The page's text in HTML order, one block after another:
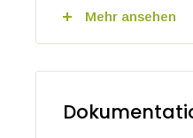
Natürlich und
< 95€ kostet 5,95 €
> 95€ ist der Versand
Mehr ansehen